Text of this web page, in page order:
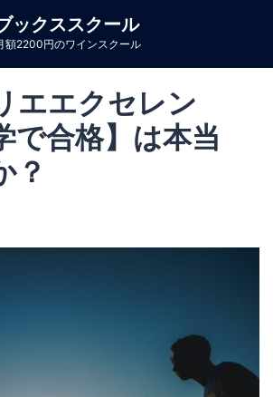
ックススクール
額2200円のワインスクール
エエクセレン
合格】は本当
？